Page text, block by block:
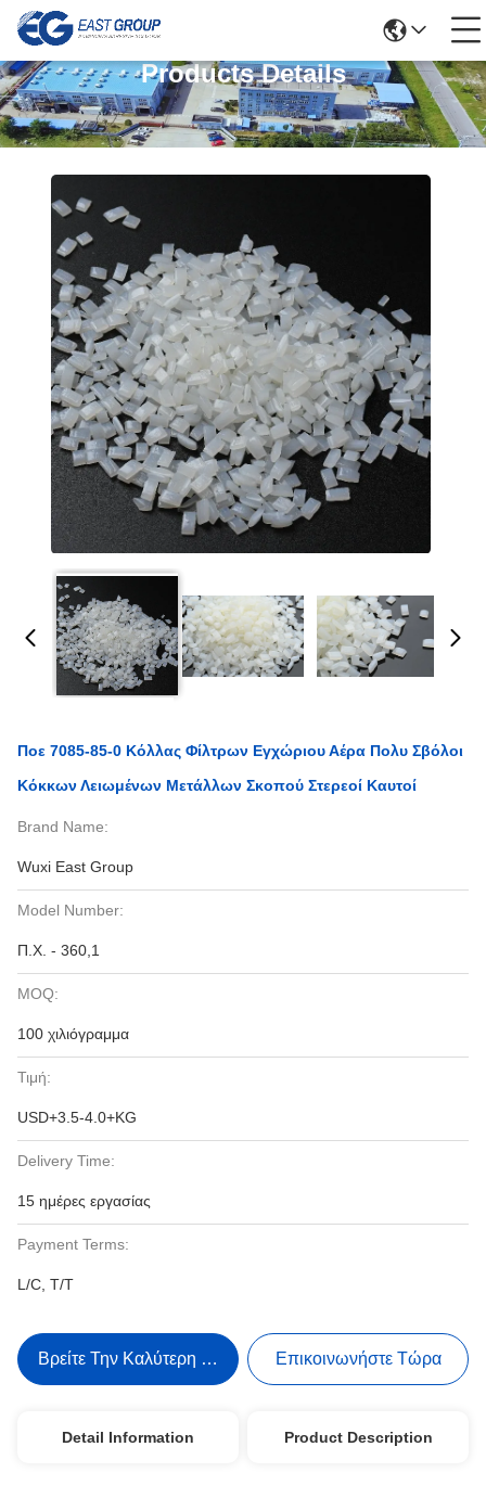
Products Details
Ποε 7085-85-0 Κόλλας Φίλτρων Εγχώριου Αέρα Πολυ Σβόλοι
Κόκκων Λειωμένων Μετάλλων Σκοπού Στερεοί Καυτοί
Brand Name:
Wuxi East Group
Model Number:
Π.Χ. - 360,1
MOQ:
100 χιλιόγραμμα
Τιμή:
USD+3.5-4.0+KG
Delivery Time:
15 ημέρες εργασίας
Payment Terms:
L/C, T/T
Βρείτε Την Καλύτερη Τιμή Επικοινωνήστε Τώρα
Detail Information Product Description